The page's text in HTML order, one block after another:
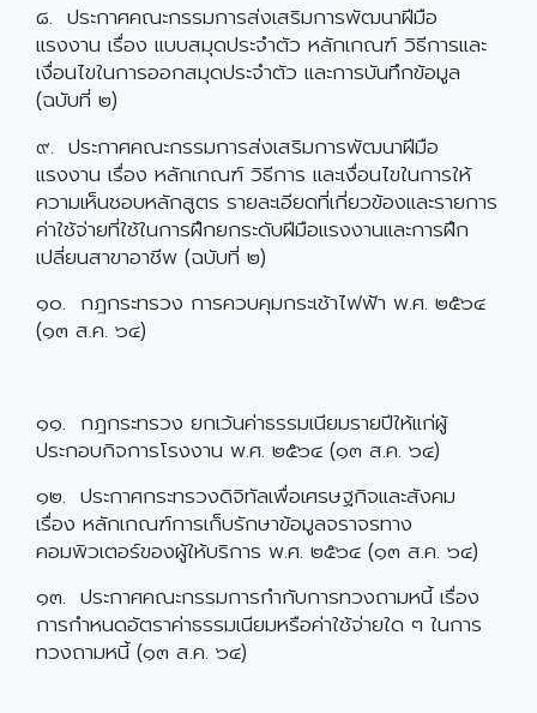
๘. ประกาศคณะกรรมการส่งเสริมการพัฒนาฝีมือ
แรงงาน เรื่อง แบบสมุดประจำตัว หลักเกณฑ์ วิธีการและ
เงื่อนไขในการออกสมุดประจำตัว และการบันทึกข้อมูล
(ฉบับที่ ๒)
๙. ประกาศคณะกรรมการส่งเสริมการพัฒนาฝีมือ
แรงงาน เรื่อง หลักเกณฑ์ วิธีการ และเงื่อนไขในการให้
ความเห็นชอบหลักสูตร รายละเอียดที่เกี่ยวข้องและรายการ
ค่าใช้จ่ายที่ใช้ในการฝึกยกระดับฝีมือแรงงานและการฝึก
เปลี่ยนสาขาอาชีพ (ฉบับที่ ๒)
๑๐. กฎกระทรวง การควบคุมกระเช้าไฟฟ้า พ.ศ. ๒๕๖๔
(๑๓ ส.ค. ๖๔)
๑๑. กฎกระทรวง ยกเว้นค่าธรรมเนียมรายปีให้แก่ผู้
ประกอบกิจการโรงงาน พ.ศ. ๒๕๖๔ (๑๓ ส.ค. ๖๔)
๑๒. ประกาศกระทรวงดิจิทัลเพื่อเศรษฐกิจและสังคม
เรื่อง หลักเกณฑ์การเก็บรักษาข้อมูลจราจรทาง
คอมพิวเตอร์ของผู้ให้บริการ พ.ศ. ๒๕๖๔ (๑๓ ส.ค. ๖๔)
๑๓. ประกาศคณะกรรมการกำกับการทวงถามหนี้ เรื่อง
การกำหนดอัตราค่าธรรมเนียมหรือค่าใช้จ่ายใด ๆ ในการ
ทวงถามหนี้ (๑๓ ส.ค. ๖๔)